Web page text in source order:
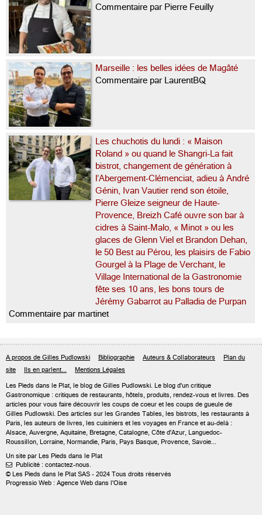
Commentaire par Pierre Feuilly
Marseille : les belles idées de Magâté
Commentaire par LaurentBQ
Les chuchotis du lundi : « Maison
Roland » ou quand le Shangri-La fait
bistrot, changement de génération à
l’Abergement-Clémenciat, adieu à André
Génin, Ivan Vautier rend son étoile,
Pierre Gleize seigneur de Haute-
Provence, Breizh Café ouvre son bar à
cidres à Saint-Malo, « Minot » ou les
glaces de Glenn Viel et Brandon Dehan,
le 50 Best au Pérou, les plaisirs de Fabio
Gourgel à la Plage de Verchant, le
Village International de la Gastronomie
fête ses 10 ans, les bons tours de
Jérémy Gabarrot au Palladia de Purpan
Commentaire par martinet
A propos de Gilles Pudlowski Bibliographie Auteurs & Collaborateurs
Plan du
site
Ils en parlent... Mentions Légales
Les Pieds dans le Plat, le blog de Gilles Pudlowski. Le blog d'un critique
Gastronomique : critiques de restaurants, hôtels, produits, rendez-vous et livres. Des
articles pour vous faire découvrir les coups de coeur et les coups de gueule de
Gilles Pudlowski. Des articles sur les Grandes Tables, les bistrots, les restaurants à
Paris, les auteurs de livres, les cuisiniers et les voyages en France et au-delà :
Alsace, Auvergne, Aquitaine, Bretagne, Catalogne, Côte d'Azur, Languedoc-
Roussillon, Lorraine, Normandie, Paris, Pays Basque, Provence, Savoie...
Un site par Les Pieds dans le Plat
 Publicité : contactez-nous.
© Les Pieds dans le Plat SAS - 2024 Tous droits réservés
Progressio Web : Agence Web dans l'Oise